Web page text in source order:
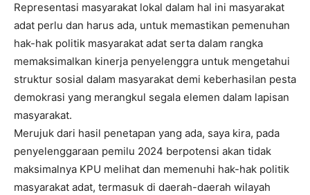
Representasi masyarakat lokal dalam hal ini masyarakat
adat perlu dan harus ada, untuk memastikan pemenuhan
hak-hak politik masyarakat adat serta dalam rangka
memaksimalkan kinerja penyelenggra untuk mengetahui
struktur sosial dalam masyarakat demi keberhasilan pesta
demokrasi yang merangkul segala elemen dalam lapisan
masyarakat.
Merujuk dari hasil penetapan yang ada, saya kira, pada
penyelenggaraan pemilu 2024 berpotensi akan tidak
maksimalnya KPU melihat dan memenuhi hak-hak politik
masyarakat adat, termasuk di daerah-daerah wilayah